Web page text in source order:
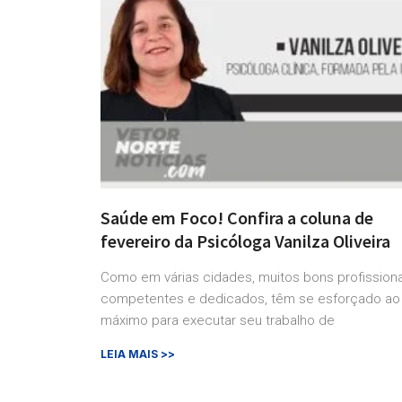
Saúde em Foco! Confira a coluna de
fevereiro da Psicóloga Vanilza Oliveira
Como em várias cidades, muitos bons
competentes e dedicados, têm se esforçado ao
máximo para executar seu trabalho de
LEIA MAIS >>